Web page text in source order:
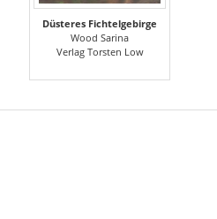
Düsteres Fichtelgebirge
Wood Sarina
Verlag Torsten Low